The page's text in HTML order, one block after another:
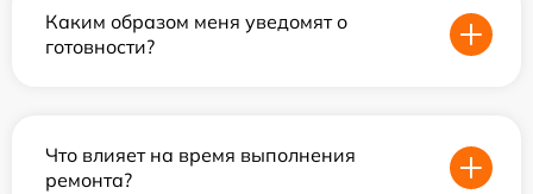
Каким образом меня уведомят о
готовности?
Что влияет на время выполнения
ремонта?